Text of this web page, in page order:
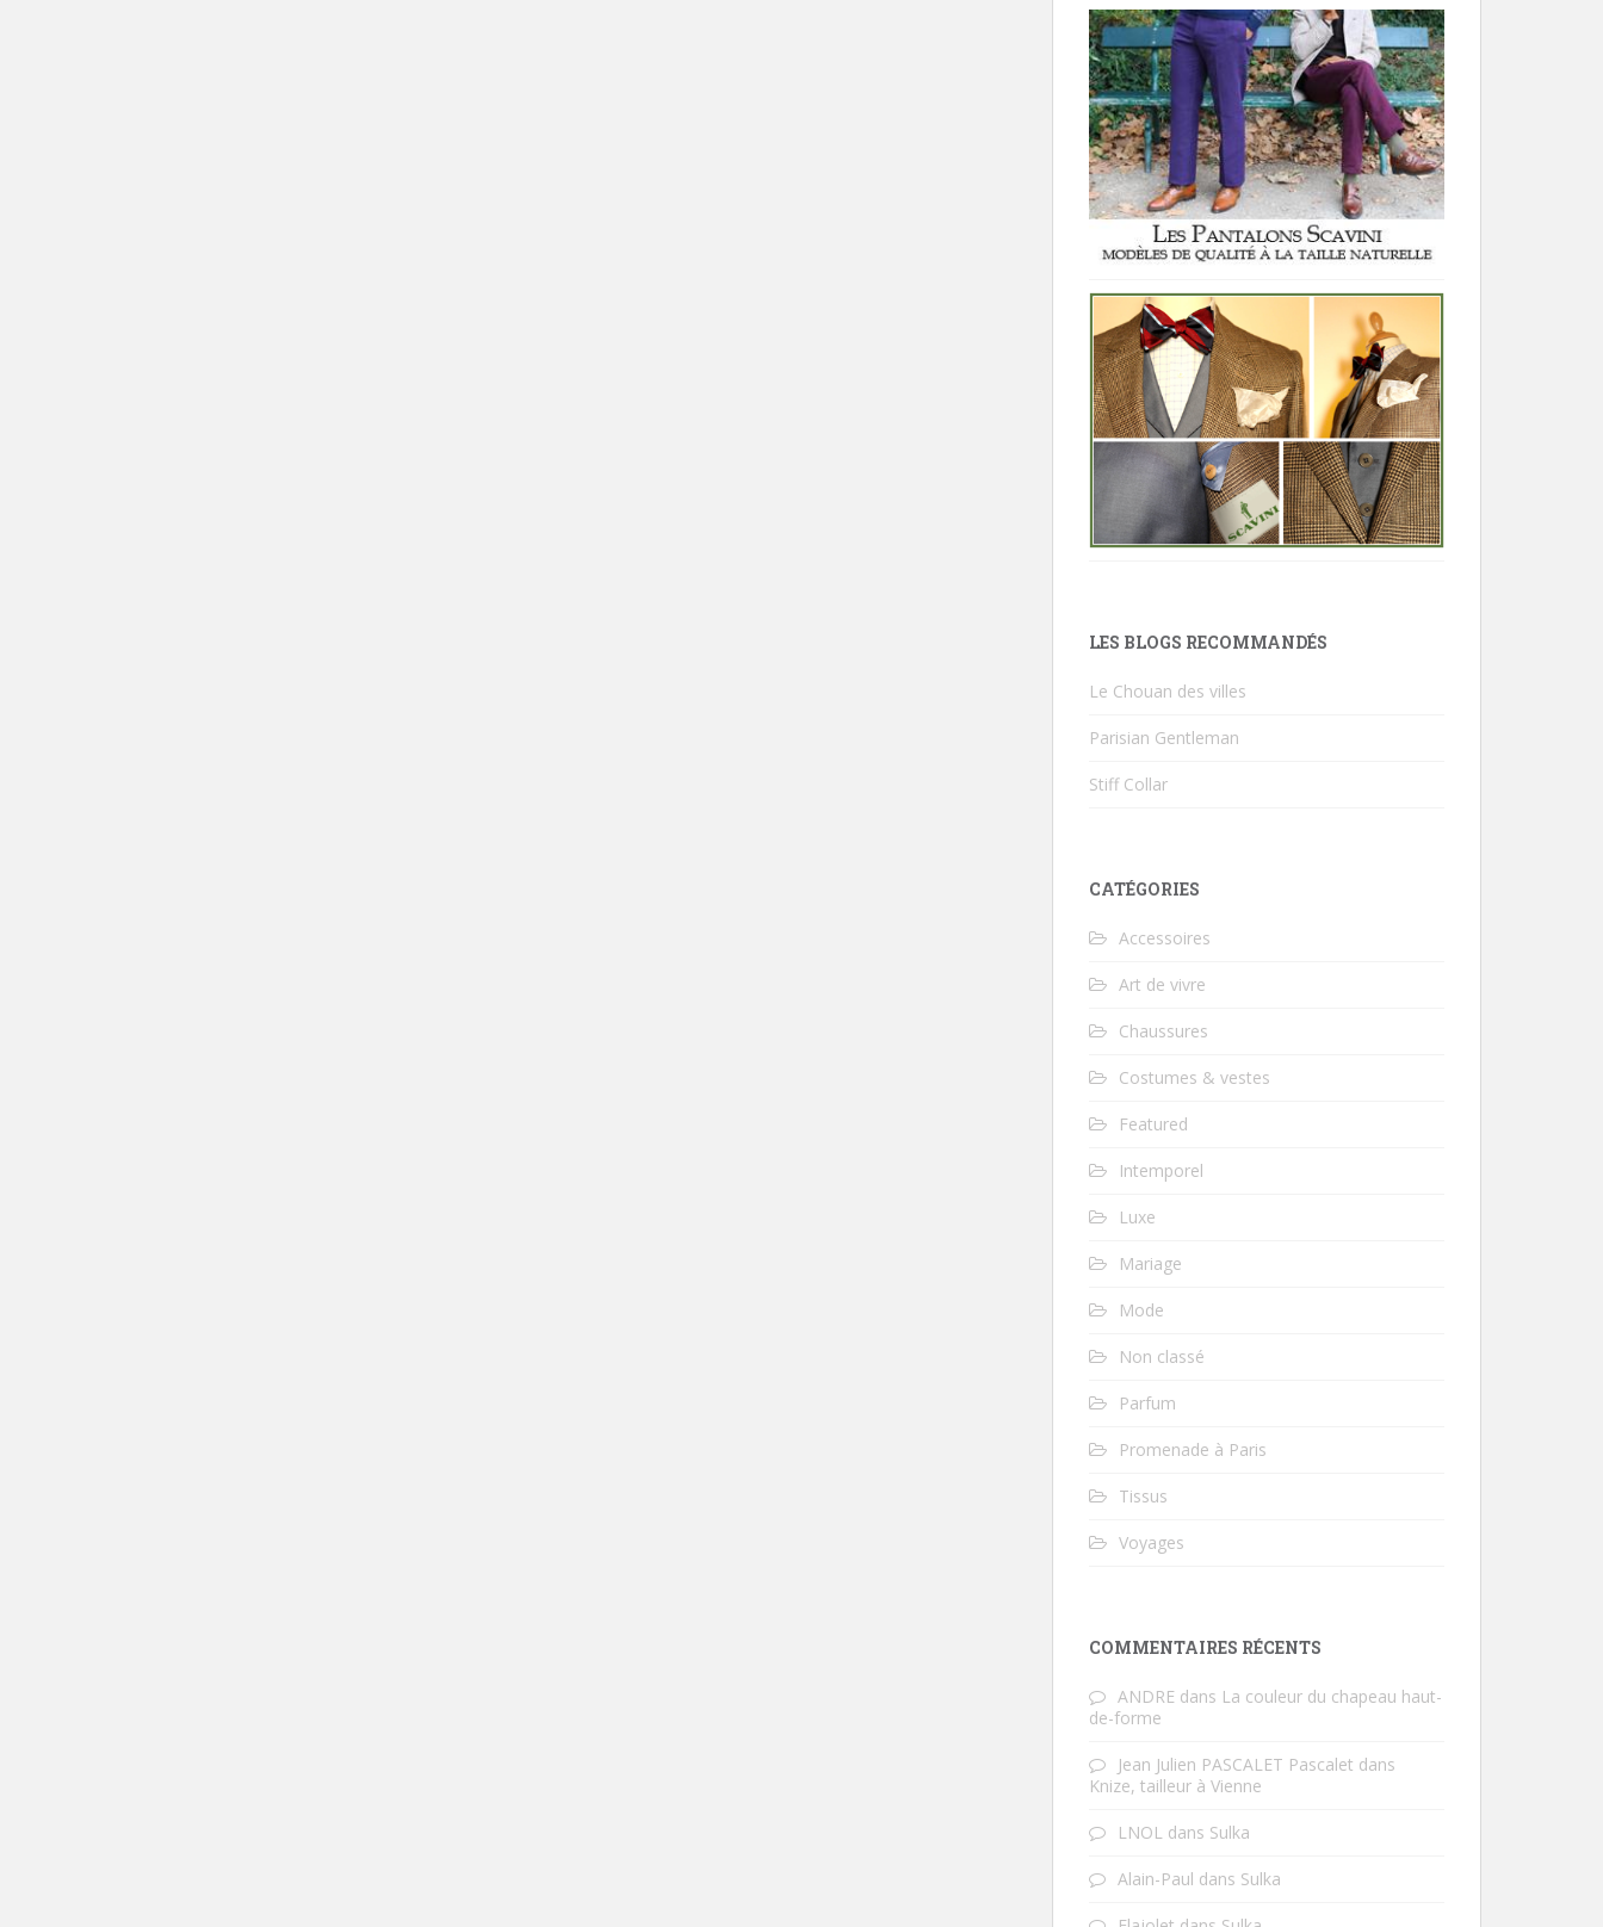
LES BLOGS RECOMMANDÉS
Le Chouan des villes
Parisian Gentleman
Stiff Collar
CATÉGORIES
Accessoires
Art de vivre
Chaussures
Costumes & vestes
Featured
Intemporel
Luxe
Mariage
Mode
Non classé
Parfum
Promenade à Paris
Tissus
Voyages
COMMENTAIRES RÉCENTS
ANDRE dans La couleur du chapeau haut-
de-forme
Jean Julien PASCALET Pascalet dans
Knize, tailleur à Vienne
LNOL dans Sulka
Alain-Paul dans Sulka